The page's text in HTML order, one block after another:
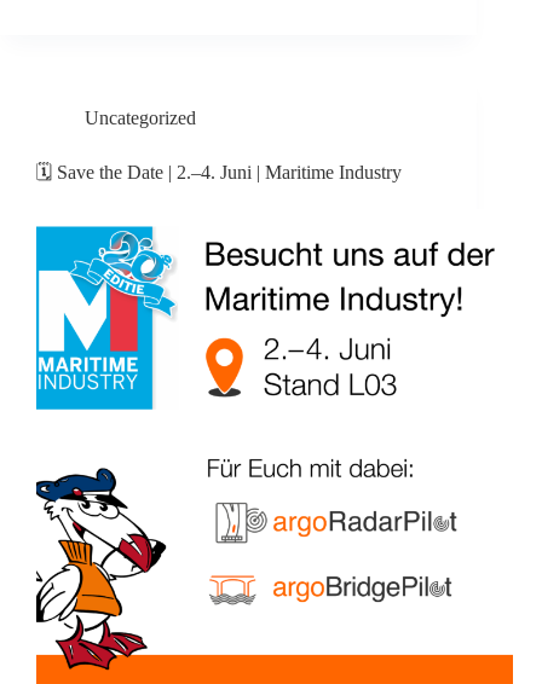
Uncategorized
🗓️ Save the Date | 2.–4. Juni | Maritime Industry